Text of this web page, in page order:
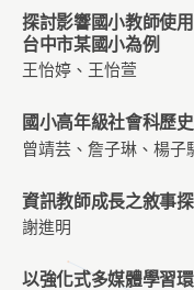
探討影響國小教師使
台中市某國小為例
王怡婷、王怡萱
國小高年級社會科歷
曾靖芸、詹子琳、楊子
資訊教師成長之敘事
謝進明
以強化式多媒體學習